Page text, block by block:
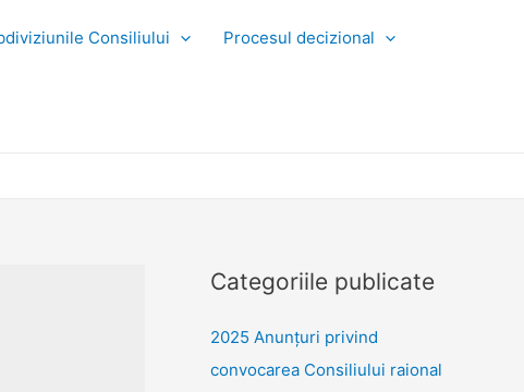
Consiliului Procesul decizional
Categoriile publicate
2025 Anunţuri privind
convocarea Consiliului raional